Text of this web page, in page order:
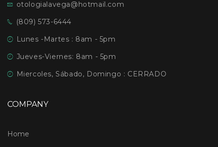
otologialavega@hotmail.com
(809) 573-6444
Lunes -Martes : 8am - 5pm
Jueves-Viernes: 8am - 5pm
Miercoles, Sábado, Domingo : CERRADO
COMPANY
Home